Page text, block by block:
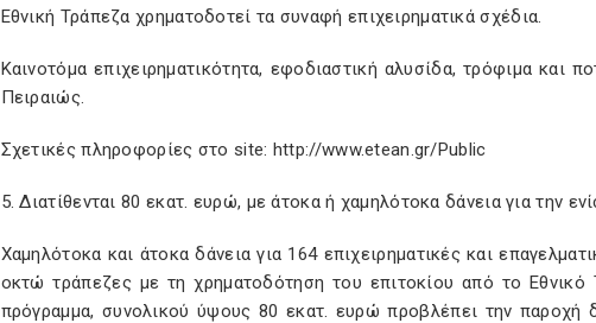
Εθνική Τράπεζα χρηματοδοτεί τα συναφή επιχειρηματικά σχέδια.
Καινοτόμα επιχειρηματικότητα, εφοδιαστική αλυσίδα, τρόφιμα και
Πειραιώς.
Σχετικές πληροφορίες στο site: http://www.etean.gr/Public
5. Διατίθενται 80 εκατ. ευρώ, με άτοκα ή χαμηλότοκα δάνεια για την
Χαμηλότοκα και άτοκα δάνεια για 164 επιχειρηματικές και
οκτώ τράπεζες με τη χρηματοδότηση του επιτοκίου από το Εθνικό
πρόγραμμα, συνολικού ύψους 80 εκατ. ευρώ προβλέπει την